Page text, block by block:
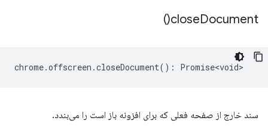
closeDocument(
)
chrome.offscreen .closeDocument() : Promise<void>
سند خارج از صفحه فعلی که برای افزونه باز است را می‌بندد.